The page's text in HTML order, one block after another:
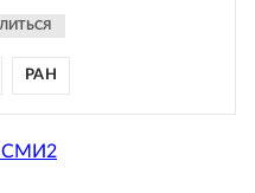
РАН
СМИ2